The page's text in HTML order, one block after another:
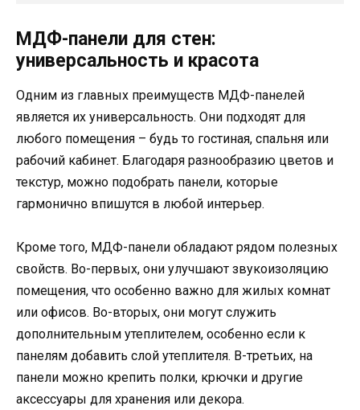
МДФ-панели для стен:
универсальность и красота
Одним из главных преимуществ МДФ-панелей
является их универсальность. Они подходят для
любого помещения – будь то гостиная, спальня или
рабочий кабинет. Благодаря разнообразию цветов и
текстур, можно подобрать панели, которые
гармонично впишутся в любой интерьер.
Кроме того, МДФ-панели обладают рядом полезных
свойств. Во-первых, они улучшают звукоизоляцию
помещения, что особенно важно для жилых комнат
или офисов. Во-вторых, они могут служить
дополнительным утеплителем, особенно если к
панелям добавить слой утеплителя. В-третьих, на
панели можно крепить полки, крючки и другие
аксессуары для хранения или декора.